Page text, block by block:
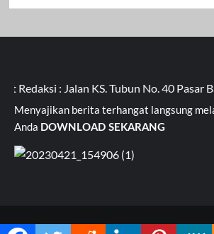
: Jalan KS. Tubun No. 40 Pasar
Menyajikan berita terhangat langsung
Anda DOWNLOAD SEKARANG
MAHARDHIKA|CoverNewsby